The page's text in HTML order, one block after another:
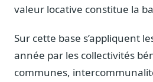
Veille en temps réel, embeds
Chercheurs
Données exhaustives pour vos
valeur locative constitue la
Sur cette base s’appliquent
année par les collectivités
communes,